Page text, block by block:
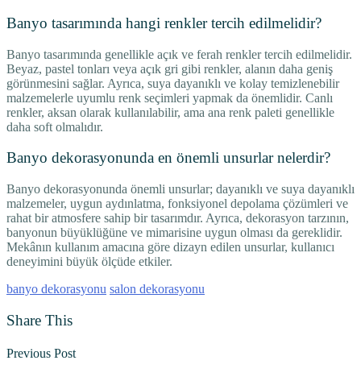
Banyo tasarımında hangi renkler tercih edilmelidir?
Banyo tasarımında genellikle açık ve ferah renkler tercih edilmelidir.
Beyaz, pastel tonları veya açık gri gibi renkler, alanın daha geniş
görünmesini sağlar. Ayrıca, suya dayanıklı ve kolay temizlenebilir
malzemelerle uyumlu renk seçimleri yapmak da önemlidir. Canlı
renkler, aksan olarak kullanılabilir, ama ana renk paleti genellikle
daha soft olmalıdır.
Banyo dekorasyonunda en önemli unsurlar nelerdir?
Banyo dekorasyonunda önemli unsurlar; dayanıklı ve suya dayanıklı
malzemeler, uygun aydınlatma, fonksiyonel depolama çözümleri ve
rahat bir atmosfere sahip bir tasarımdır. Ayrıca, dekorasyon tarzının,
banyonun büyüklüğüne ve mimarisine uygun olması da gereklidir.
Mekânın kullanım amacına göre dizayn edilen unsurlar, kullanıcı
deneyimini büyük ölçüde etkiler.
banyo dekorasyonu salon dekorasyonu
Share This
Previous Post